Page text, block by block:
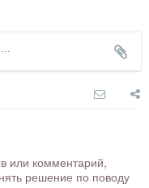
или комментарий,
решение по поводу